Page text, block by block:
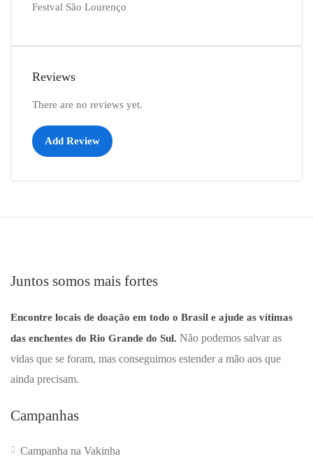
Festval São Lourenço
Reviews
There are no reviews yet.
Add Review
Juntos somos mais fortes
Encontre locais de doação em todo o Brasil e ajude as vítimas
das enchentes do Rio Grande do Sul. Não podemos salvar as
vidas que se foram, mas conseguimos estender a mão aos que
ainda precisam.
Campanhas
Campanha na Vakinha